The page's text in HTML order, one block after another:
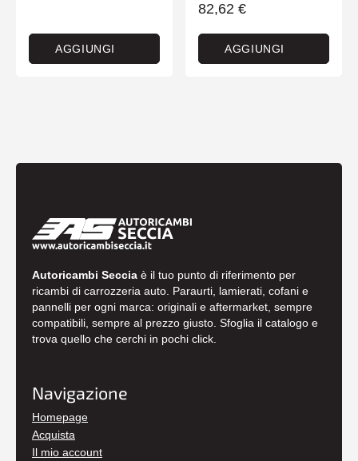
AGGIUNGI
82,62 €
AGGIUNGI
Autoricambi Seccia è il tuo punto di riferimento per
ricambi di carrozzeria auto. Paraurti, lamierati, cofani e
pannelli per ogni marca: originali e aftermarket, sempre
compatibili, sempre al prezzo giusto. Sfoglia il catalogo e
trova quello che cerchi in pochi click.
Navigazione
Homepage
Acquista
Il mio account